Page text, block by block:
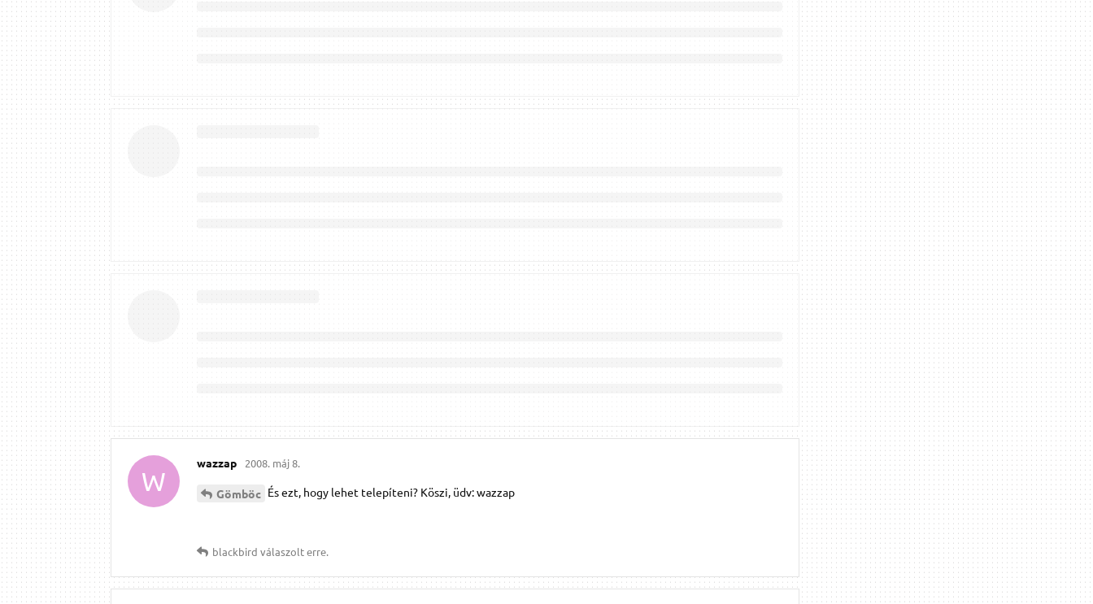
W
wazzap 2008. máj 8.
Gömböc És ezt, hogy lehet telepíteni? Köszi, üdv: wazzap
blackbird válaszolt erre.